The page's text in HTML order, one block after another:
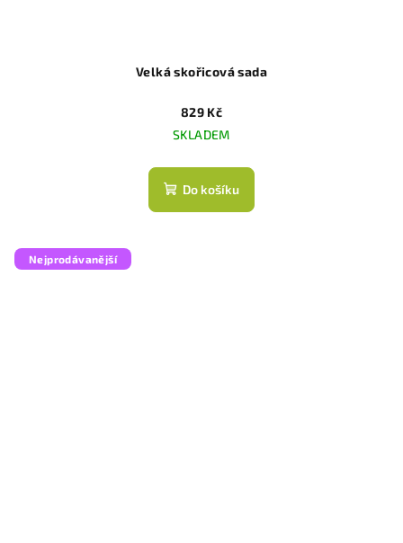
Velká skořicová sada
829 Kč
SKLADEM
Do košíku
Nejprodávanější